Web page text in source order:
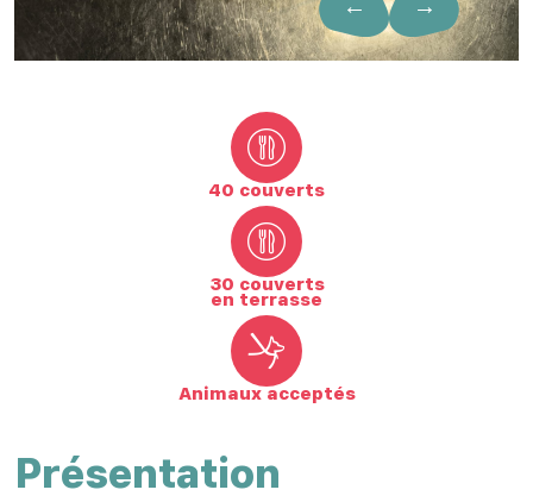
40 couverts
30 couverts
en terrasse
Animaux acceptés
Présentation